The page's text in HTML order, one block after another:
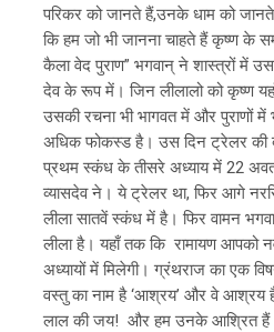
परिकर को जानते हैं,उनके धाम को
कि हम जो भी जानना चाहते हैं कृष्ण के
कैला वेद पुराण” भगवान् ने शास्त्रों में
देव के रूप में। जिन लीलालो को कृष्ण
उसकी रचना भी भागवत में और पुराणों
अधिक फोकस्ड है। उस दिन ट्रेलर की
प्रथम स्कंध के तीसरे अध्याय में 22
व्यासदेव ने। ये ट्रेलर था, फिर आगे
लीला सातवें स्कंध में है। फिर वामन
लीला है। यहाँ तक कि रामायण
अध्यायों में मिलेगी। ग्रंथराज का एक
वस्तु का नाम है ‘आश्रय’ और वे आश्रय
लाल की जय! और हम उनके आश्रित